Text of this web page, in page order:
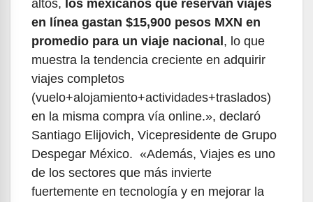
altos, los mexicanos que reservan viajes
en línea gastan $15,900 pesos MXN en
promedio para un viaje nacional, lo que
muestra la tendencia creciente en adquirir
viajes completos
(vuelo+alojamiento+actividades+traslados)
en la misma compra vía online.», declaró
Santiago Elijovich, Vicepresidente de Grupo
Despegar México. «Además, Viajes es uno
de los sectores que más invierte
fuertemente en tecnología y en mejorar la